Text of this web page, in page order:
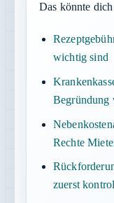
Das könnte
wichtig sind
Begründung
Rechte
zuerst